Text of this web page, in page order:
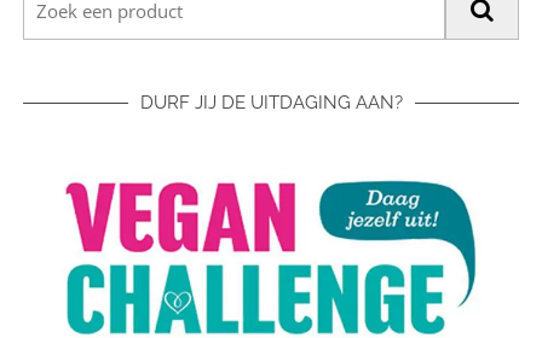
DURF JIJ DE UITDAGING AAN?